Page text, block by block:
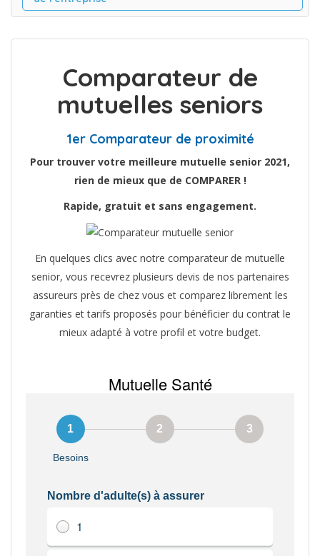
Comparateur de
mutuelles seniors
1er Comparateur de proximité
Pour trouver votre meilleure mutuelle senior 2021,
rien de mieux que de COMPARER !
Rapide, gratuit et sans engagement.
En quelques clics avec notre comparateur de mutuelle
senior, vous recevrez plusieurs devis de nos partenaires
assureurs près de chez vous et comparez librement les
garanties et tarifs proposés pour bénéficier du contrat le
mieux adapté à votre profil et votre budget.